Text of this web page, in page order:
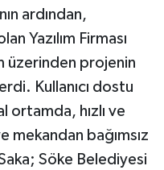
ardından,
Yazılım Firması
üzerinden projenin
Kullanıcı dostu
ortamda, hızlı ve
mekandan bağımsız
Söke Belediyesi